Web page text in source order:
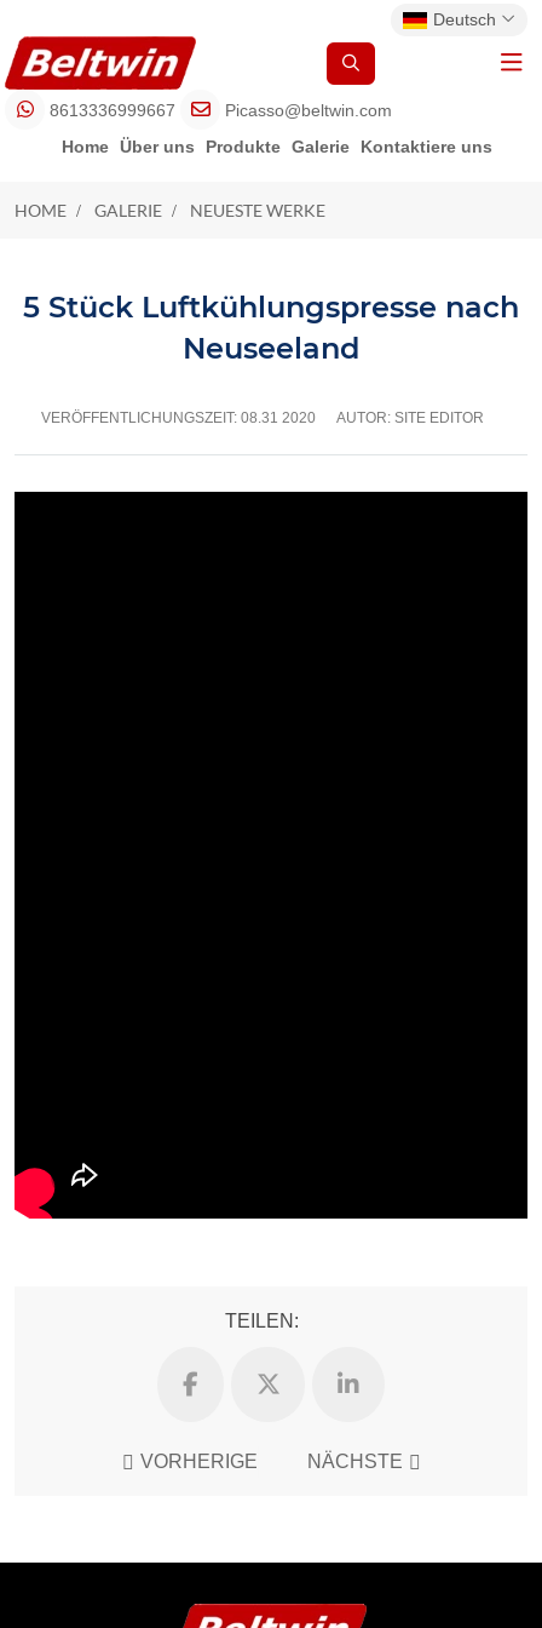
Deutsch
8613336999667
Picasso@beltwin.com
Home Über uns Produkte Galerie Kontaktiere uns
NEUESTE WERKE
HOME GALERIE NEUESTE WERKE
5 Stück Luftkühlungspresse nach
Neuseeland
VERÖFFENTLICHUNGSZEIT: 08.31 2020 AUTOR: SITE EDITOR
TEILEN:
VORHERIGE NÄCHSTE